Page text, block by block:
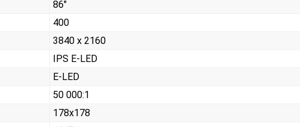
86"
400
3840 x 2160
IPS E-LED
E-LED
50 000:1
178x178